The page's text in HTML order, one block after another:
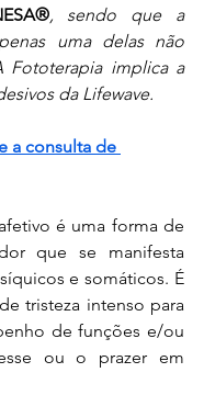
, sendo que a
uma delas não
Fototerapia implica a
da Lifewave.
a consulta de
é uma forma de
que se manifesta
e somáticos. É
tristeza intenso para
de funções e/ou
ou o prazer em